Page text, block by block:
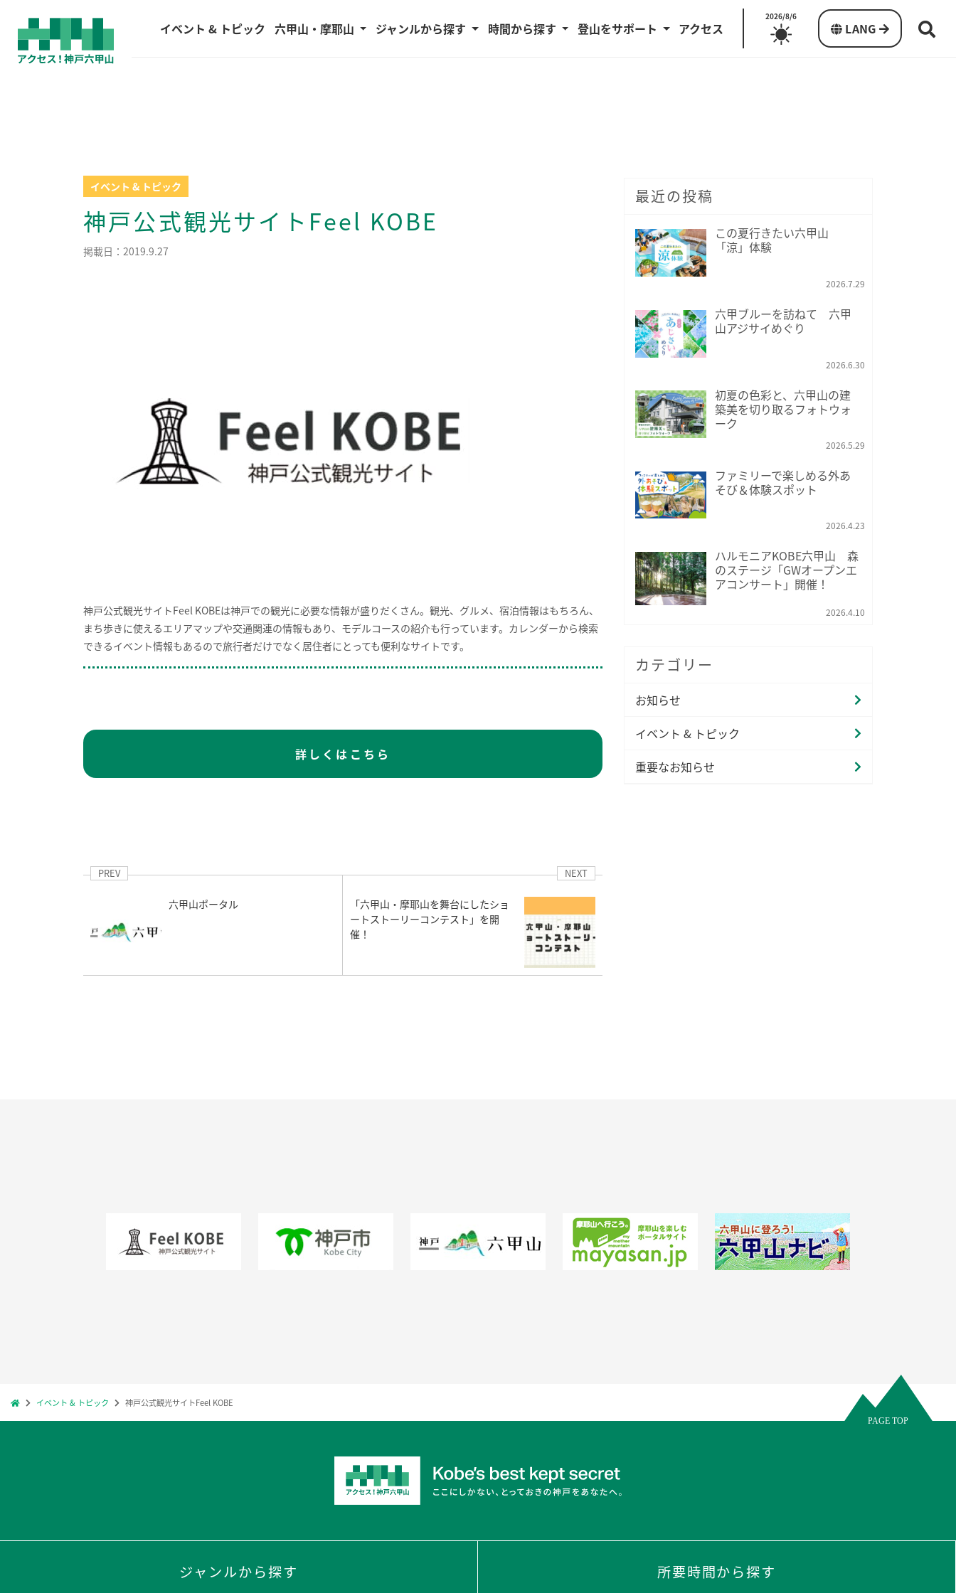
イベント & トピック (current)
六甲山・摩耶山 ジャンルから探す 時間から探す 登山をサポート アクセス
2026/8/6
LANG
イベント & トピック
神戸公式観光サイトFeel KOBE
掲載日：2019.9.27
神戸公式観光サイトFeel KOBEは神戸での観光に必要な情報が盛りだくさん。観光、グルメ、宿泊情報はもちろん、
まち歩きに使えるエリアマップや交通関連の情報もあり、モデルコースの紹介も行っています。カレンダーから検索
できるイベント情報もあるので旅行者だけでなく居住者にとっても便利なサイトです。
詳しくはこちら
PREV
六甲山ポータル
NEXT
「六甲山・摩耶山を舞台にしたショ
ートストーリーコンテスト」を開
催！
最近の投稿
この夏行きたい六甲山
「涼」体験
2026.7.29
六甲ブルーを訪ねて 六甲
山アジサイめぐり
2026.6.30
初夏の色彩と、六甲山の建
築美を切り取るフォトウォ
ーク
2026.5.29
ファミリーで楽しめる外あ
そび＆体験スポット
2026.4.23
ハルモニアKOBE六甲山 森
のステージ「GWオープンエ
アコンサート」開催！
2026.4.10
カテゴリー
お知らせ
イベント & トピック
重要なお知らせ
イベント & トピック 神戸公式観光サイトFeel KOBE
ジャンルから探す 所要時間から探す